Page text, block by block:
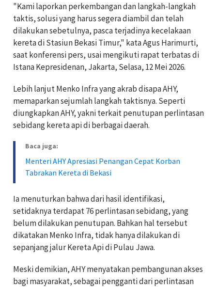
"Kami laporkan perkembangan dan langkah-langkah
taktis, solusi yang harus segera diambil dan telah
dilakukan sebetulnya, pasca terjadinya kecelakaan
kereta di Stasiun Bekasi Timur," kata Agus Harimurti,
saat konferensi pers, usai mengikuti rapat terbatas di
Istana Kepresidenan, Jakarta, Selasa, 12 Mei 2026.
Lebih lanjut Menko Infra yang akrab disapa AHY,
memaparkan sejumlah langkah taktisnya. Seperti
diungkapkan AHY, yakni terkait penutupan perlintasan
sebidang kereta api di berbagai daerah.
Baca juga:
Menteri AHY Apresiasi Penangan Cepat Korban
Tabrakan Kereta di Bekasi
Ia menuturkan bahwa dari hasil identifikasi,
setidaknya terdapat 76 perlintasan sebidang, yang
belum dilakukan penutupan. Bahkan hal tersebut
dikatakan Menko Infra, tidak hanya dilakukan di
sepanjang jalur Kereta Api di Pulau Jawa.
Meski demikian, AHY menyatakan pembangunan akses
bagi masyarakat, sebagai pengganti dari perlintasan